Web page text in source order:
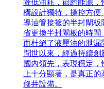
降低油耗，節約能源
構設計獨特，操控方
導油管接箍的半封閘板
省更換半封閘板的時間
而杜絕了液壓油的泄漏
問世以來，經過持續
國內領先，表現穩定
上十分顯著，是真正
修井設備。